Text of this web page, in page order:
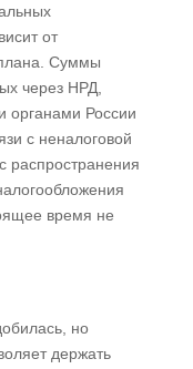
от
Суммы
через НРД,
органами России
с неналоговой
распространения
время не
но
держать